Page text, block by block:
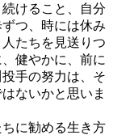
けること、自分
つ、時には休み
たちを見送りつ
健やかに、前に
手の努力は、そ
ないかと思いま
に勧める生き方